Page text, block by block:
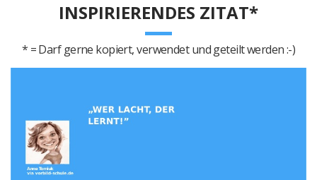
INSPIRIERENDES ZITAT*
* = Darf gerne kopiert, verwendet und geteilt werden :-)